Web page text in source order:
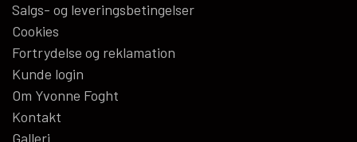
Salgs- og leveringsbetingelser
Cookies
Fortrydelse og reklamation
Kunde login
Om Yvonne Foght
Kontakt
Galleri